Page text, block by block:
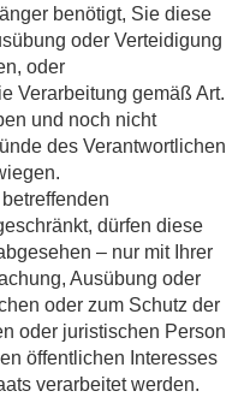
benötigt, Sie diese
oder Verteidigung
oder
Verarbeitung gemäß Art.
und noch nicht
des Verantwortlichen
dürfen diese
– nur mit Ihrer
Ausübung oder
oder zum Schutz der
oder juristischen Person
öffentlichen Interesses
verarbeitet werden.